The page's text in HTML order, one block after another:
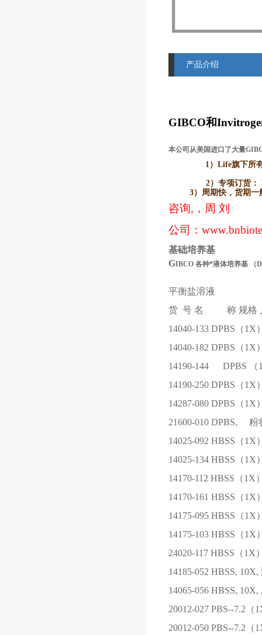
产品介绍
GIBCO和
本公司从美国进口了大量
1）Life旗下所
2） 专项订货：
3） 周期快，货期一
咨询,，周 刘
公司：
基础培养基
GIBCO 各种*液体培养基 （
平衡盐溶液
货 号 名 称 规格
14040-133 DPBS（1X
14040-182 DPBS（1X
14190-144
DPBS
14190-250 DPBS（1X
14287-080 DPBS（1X
21600-010 DPBS, 粉
14025-092 HBSS（1X
14025-134 HBSS（1X
14170-112 HBSS（1X
14170-161 HBSS（1X
14175-095 HBSS（1X
14175-103 HBSS（1X
24020-117 HBSS（1X
14185-052 HBSS,
14065-056 HBSS,
20012-027 PBS--7.2（
20012-050 PBS--7.2（